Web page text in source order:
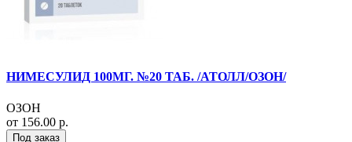
НИМЕСУЛИД 100МГ. №20 ТАБ. /АТОЛЛ/ОЗОН/
ОЗОН
от 156.00 р.
Под заказ